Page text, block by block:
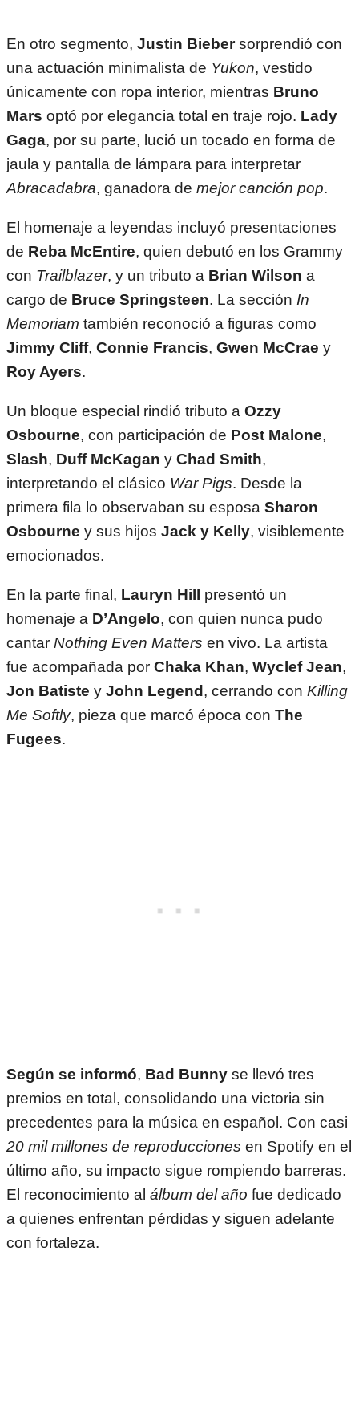
En otro segmento, Justin Biebersorprendió con
una actuación minimalista de Yukon, vestido
únicamente con ropa interior, mientras Bruno
Mars optó por elegancia total en traje rojo. Lady
Gaga, por su parte, lució un tocado en forma de
jaula y pantalla de lámpara para interpretar
Abracadabra, ganadora de mejor canción pop.
El homenaje a leyendas incluyó presentaciones
de Reba McEntire, quien debutó en los Grammy
con Trailblazer, y un tributo a Brian Wilson a
cargo de Bruce Springsteen. La sección In
Memoriam también reconoció a figuras como
Jimmy Cliff, Connie Francis, Gwen McCrae y
Roy Ayers.
Un bloque especial rindió tributo a Ozzy
Osbourne, con participación de Post Malone,
Slash, Duff McKagan y Chad Smith,
interpretando el clásico War Pigs. Desde la
primera fila lo observaban su esposa Sharon
Osbourne y sus hijos Jack y Kelly, visiblemente
emocionados.
En la parte final, Lauryn Hill presentó un
homenaje a D’Angelo, con quien nunca pudo
cantar Nothing Even Matters en vivo. La artista
fue acompañada por Chaka Khan, Wyclef Jean,
Jon Batiste y John Legend, cerrando con Killing
Me Softly, pieza que marcó época con The
Fugees.
Según se informó, Bad Bunny se llevó tres
premios en total, consolidando una victoria sin
precedentes para la música en español. Con casi
20 mil millones de reproducciones en Spotify en el
último año, su impacto sigue rompiendo barreras.
El reconocimiento al álbum del año fue dedicado
a quienes enfrentan pérdidas y siguen adelante
con fortaleza.